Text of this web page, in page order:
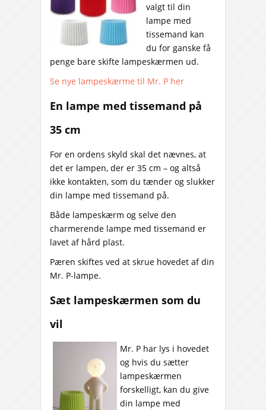
valgt til din
lampe med
tissemand kan
du for ganske få
penge bare skifte lampeskærmen ud.
Se nye lampeskærme til Mr. P her
En lampe med tissemand på
35 cm
For en ordens skyld skal det nævnes, at
det er lampen, der er 35 cm – og altså
ikke kontakten, som du tænder og slukker
din lampe med tissemand på.
Både lampeskærm og selve den
charmerende lampe med tissemand er
lavet af hård plast.
Pæren skiftes ved at skrue hovedet af din
Mr. P-lampe.
Sæt lampeskærmen som du
vil
Mr. P har lys i hovedet
og hvis du sætter
lampeskærmen
forskelligt, kan du give
din lampe med